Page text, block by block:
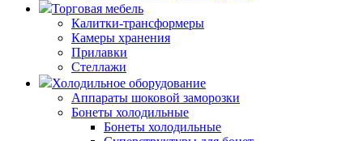
Торговая мебель
Калитки-трансформеры
Камеры хранения
Прилавки
Стеллажи
Холодильное оборудование
Аппараты шоковой заморозки
Бонеты холодильные
Бонеты холодильные